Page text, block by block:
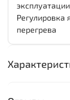
Регулировка
перегрева